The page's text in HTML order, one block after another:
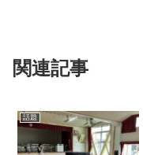
関連記事
話題